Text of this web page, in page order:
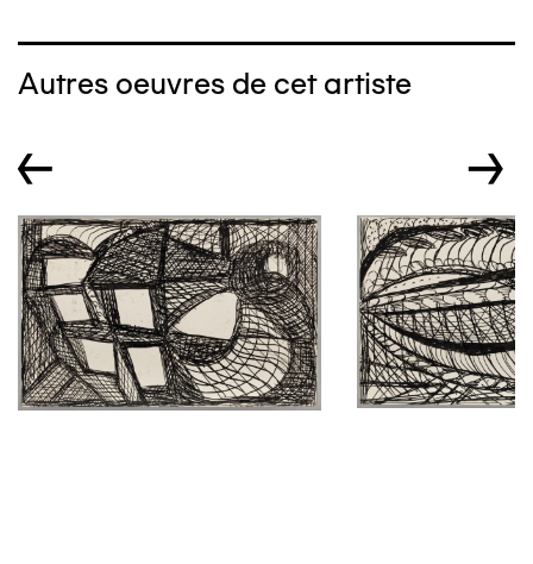
Autres oeuvres de cet artiste
← →